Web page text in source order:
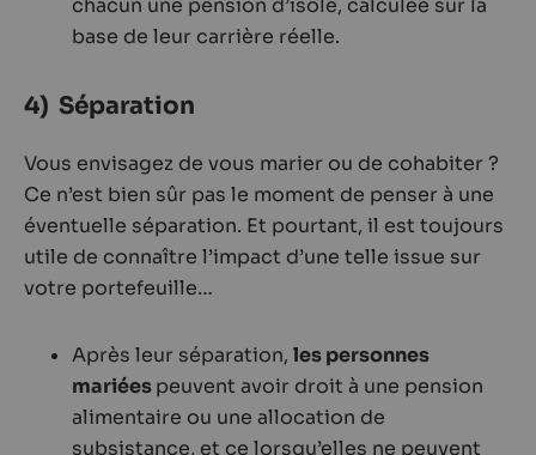
chacun une pension d’isolé, calculée sur la
base de leur carrière réelle.
4) Séparation
Vous envisagez de vous marier ou de cohabiter ?
Ce n’est bien sûr pas le moment de penser à une
éventuelle séparation. Et pourtant, il est toujours
utile de connaître l’impact d’une telle issue sur
votre portefeuille…
Après leur séparation, les personnes
mariéespeuvent avoir droit à une pension
alimentaire ou une allocation de
subsistance, et ce lorsqu’elles ne peuvent